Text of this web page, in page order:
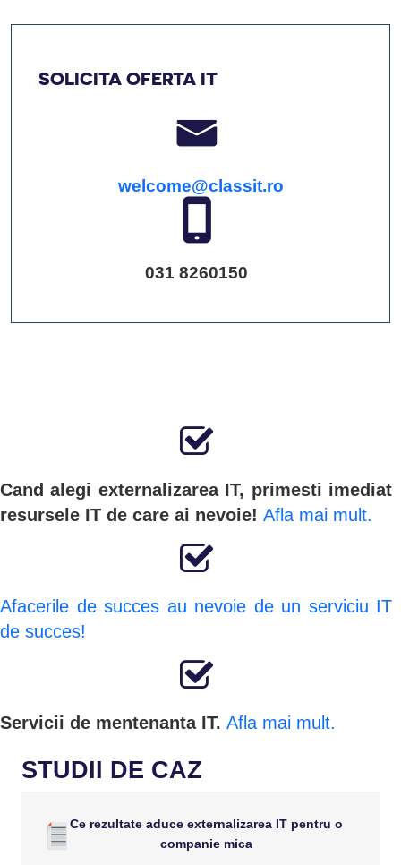
SOLICITA OFERTA IT
welcome@classit.ro
031 8260150
Cand alegi externalizarea IT, primesti imediat
resursele IT de care ai nevoie! Afla mai mult.
Afacerile de succes au nevoie de un serviciu IT
de succes!
Servicii de mentenanta IT. Afla mai mult.
STUDII DE CAZ
Ce rezultate aduce externalizarea IT pentru o
companie mica